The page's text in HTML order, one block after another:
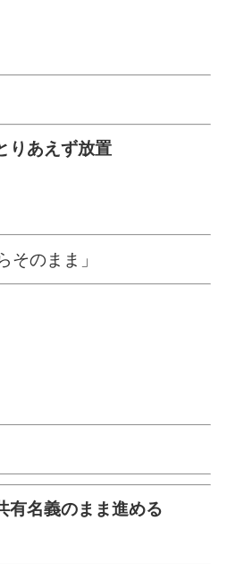
りあえず放置
そのまま」
名義のまま進める